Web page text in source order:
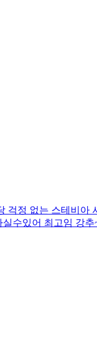
정 없는 스테비
실수있어 최고임